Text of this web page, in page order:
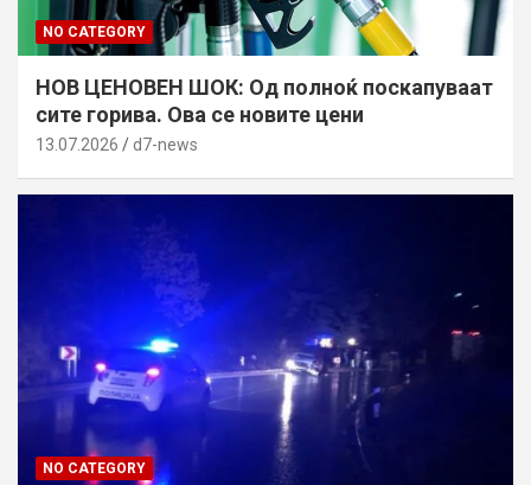
NO CATEGORY
НОВ ЦЕНОВЕН ШОК: Од полноќ поскапуваат
сите горива. Ова се новите цени
13.07.2026 d7-news
NO CATEGORY